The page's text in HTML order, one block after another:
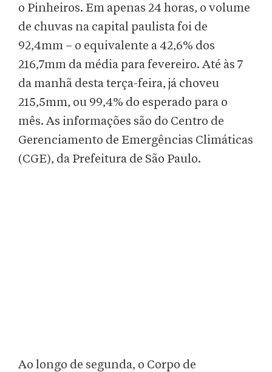
o Pinheiros. Em apenas 24 horas, o volume
de chuvas na capital paulista foi de
92,4mm – o equivalente a 42,6% dos
216,7mm da média para fevereiro. Até às 7
da manhã desta terça-feira, já choveu
215,5mm, ou 99,4% do esperado para o
mês. As informações são do Centro de
Gerenciamento de Emergências Climáticas
(CGE), da Prefeitura de São Paulo.
Ao longo de segunda, o Corpo de